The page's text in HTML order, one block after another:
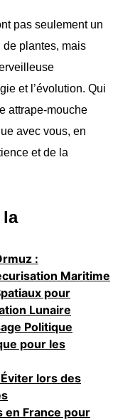
pas seulement un
plantes, mais
et l’évolution. Qui
attrape-mouche
avec vous, en
et de la
:
Maritime
pour
Lunaire
Politique
pour les
lors des
en France pour